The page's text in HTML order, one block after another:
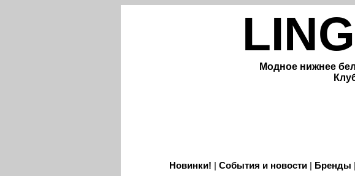
Модное нижнее
Новинки! События и новости| Бренды